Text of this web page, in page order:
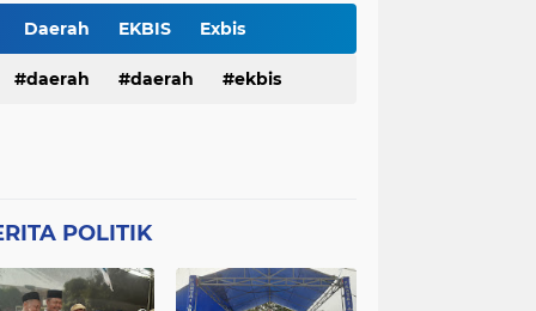
Pengamanan MotoGP 2026
Daerah EKBIS Exbis
Polda Bali Połda Bali
Połres Karawang.
Karawang Polri poĺri
daerah daerah ekbis
ciko polres garut
połres karawang
POLITIK